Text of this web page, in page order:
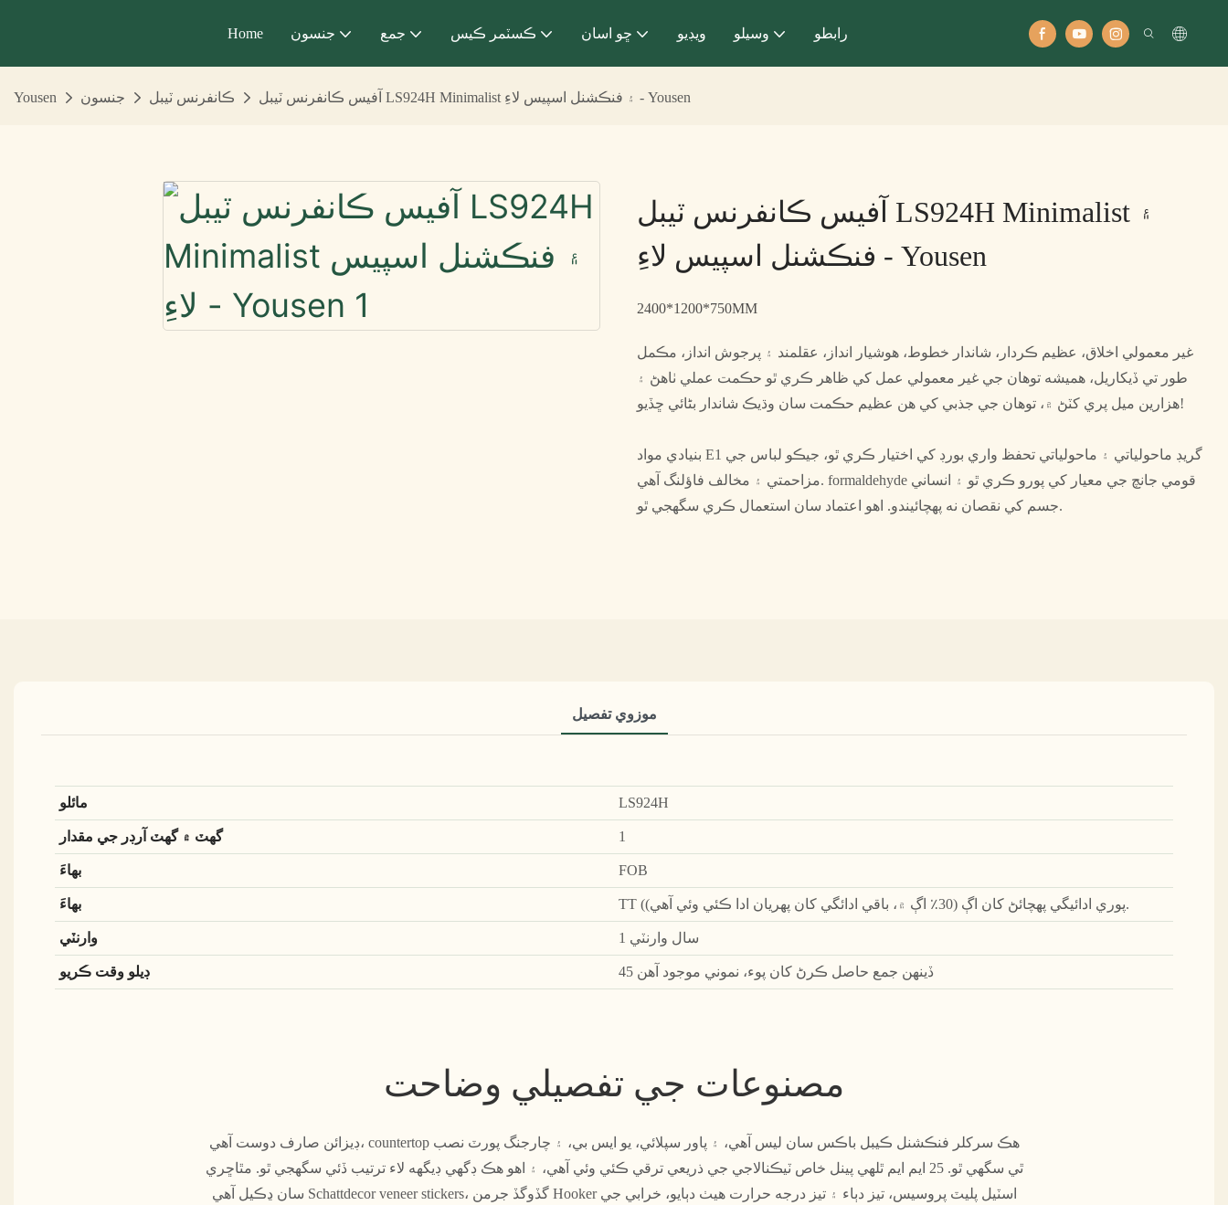
Home جنسون جمع ڪسٽمر ڪيس ڇو اسان ويڊيو وسيلو رابطو
Yousen جنسون ڪانفرنس ٽيبل آفيس ڪانفرنس ٽيبل LS924H Minimalist ۽ فنڪشنل اسپيس لاءِ - Yousen
آفيس ڪانفرنس ٽيبل LS924H Minimalist ۽
فنڪشنل اسپيس لاءِ - Yousen
2400*1200*750MM
غير معمولي اخلاق، عظيم ڪردار، شاندار خطوط، هوشيار انداز، عقلمند ۽ پرجوش انداز، مڪمل
طور تي ڏيکاريل، هميشه توهان جي غير معمولي عمل کي ظاهر ڪري ٿو حڪمت عملي ٺاهڻ ۽
هزارين ميل پري کٽڻ ۾، توهان جي جذبي کي هن عظيم حڪمت سان وڌيڪ شاندار بڻائي ڇڏيو!
بنيادي مواد E1 گريڊ ماحولياتي ۽ ماحولياتي تحفظ واري بورڊ کي اختيار ڪري ٿو، جيڪو لباس جي
مزاحمتي ۽ مخالف فاؤلنگ آهي. formaldehyde قومي جانچ جي معيار کي پورو ڪري ٿو ۽ انساني
جسم کي نقصان نه پهچائيندو. اهو اعتماد سان استعمال ڪري سگهجي ٿو.
موزوي تفصيل
LS924H
گھٽ ۾ گھٽ آرڊر جي مقدار
1
بهاءَ
FOB
بهاءَ
TT (پوري ادائيگي پهچائڻ کان اڳ (30٪ اڳ ۾، باقي ادائگي کان پهريان ادا ڪئي وئي آهي).
وارنٽي
1 سال وارنٽي
ڊيلو وقت ڪريو
45 ڏينهن جمع حاصل ڪرڻ کان پوء، نموني موجود آهن
مصنوعات جي تفصيلي وضاحت
ڊيزائن صارف دوست آهي، countertop هڪ سرکلر فنڪشنل ڪيبل باڪس سان ليس آهي، ۽ پاور سپلائي، يو ايس بي، ۽ چارجنگ پورٽ نصب
ٿي سگهي ٿو. 25 ايم ايم ٿلهي پينل خاص ٽيڪنالاجي جي ذريعي ترقي ڪئي وئي آهي، ۽ اهو هڪ ڊگهي ڊيگهه لاء ترتيب ڏئي سگهجي ٿو. مٿاڇري
سان ڍڪيل آهي Schattdecor veneer stickers، گڏوگڏ جرمن Hooker اسٽيل پليٽ پروسيس، تيز دٻاء ۽ تيز درجه حرارت هيٺ دٻايو، خرابي جي